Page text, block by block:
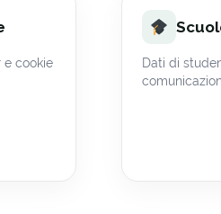
e cookie
Dati di